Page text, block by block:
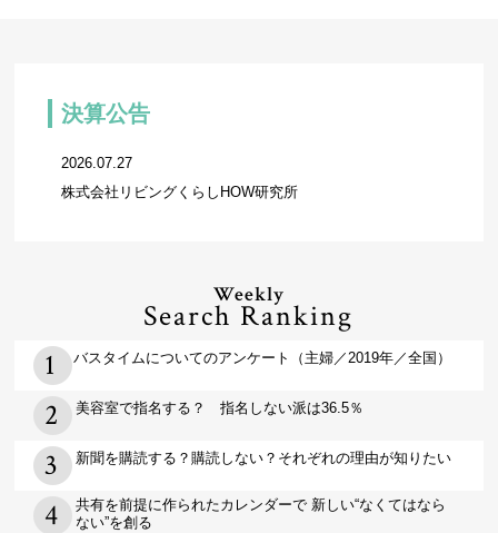
決算公告
2026.07.27
株式会社リビングくらしHOW研究所
Weekly
Search Ranking
バスタイムについてのアンケート（主婦／2019年／全国）
美容室で指名する？ 指名しない派は36.5％
新聞を購読する？購読しない？それぞれの理由が知りたい
共有を前提に作られたカレンダーで 新しい“なくてはなら
ない”を創る